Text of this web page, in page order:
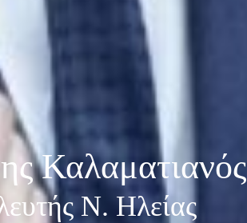
Καλαματιανός
Ν. Ηλείας